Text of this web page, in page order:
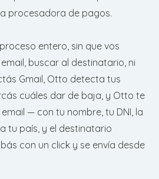
procesadora de pagos.
entero, sin que vos
buscar al destinatario, ni
Gmail, Otto detecta tus
cuáles dar de baja, y Otto te
— con tu nombre, tu DNI, la
tu país, y el destinatario
con un click y se envía desde